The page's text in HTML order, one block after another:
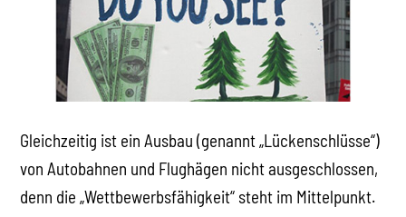
Gleichzeitig ist ein Ausbau (genannt „Lückenschlüsse“)
von Autobahnen und Flughägen nicht ausgeschlossen,
denn die „Wettbewerbsfähigkeit“ steht im Mittelpunkt.